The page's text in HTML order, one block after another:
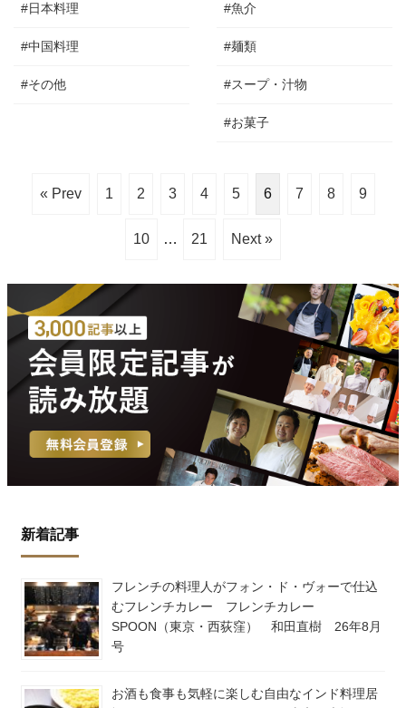
#日本料理
#中国料理
#その他
#魚介
#麺類
#スープ・汁物
#お菓子
« Prev 1 2 3 4 5 6 7 8 9
10 … 21 Next »
新着記事
フレンチの料理人がフォン・ド・ヴォーで仕込
むフレンチカレー フレンチカレー
SPOON（東京・西荻窪） 和田直樹 26年8月
号
お酒も食事も気軽に楽しむ自由なインド料理居